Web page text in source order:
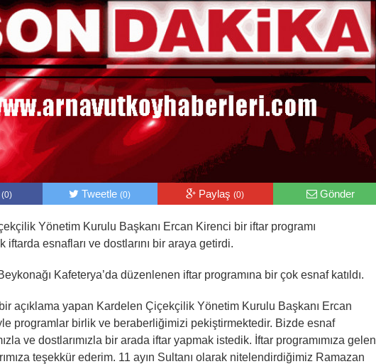
(0) Tweetle(0) Paylaş(0) Gönder
Yönetim Kurulu Başkanı Ercan Kirenci bir iftar programı
iftarda esnafları ve dostlarını bir araya getirdi.
Kafeterya’da düzenlenen iftar programına bir çok esnaf katıldı.
bir açıklama yapan Kardelen Çiçekçilik Yönetim Kurulu Başkanı Ercan
programlar birlik ve beraberliğimizi pekiştirmektedir. Bizde esnaf
ve dostlarımızla bir arada iftar yapmak istedik. İftar programımıza gelen
teşekkür ederim. 11 ayın Sultanı olarak nitelendirdiğimiz Ramazan